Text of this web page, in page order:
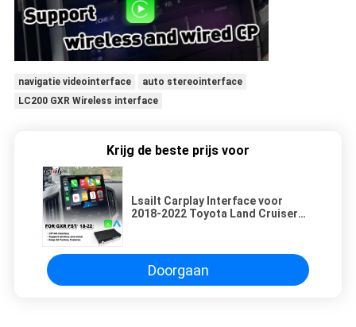
navigatie videointerface
auto stereointerface
LC200 GXR Wireless interface
Krijg de beste prijs voor
Lsailt Carplay Interface voor
2018-2022 Toyota Land Cruiser
Doorgaan